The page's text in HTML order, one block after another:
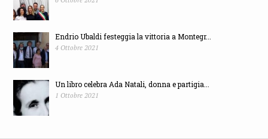
Endrio Ubaldi festeggia la vittoria a Montegr...
4 Ottobre 2021
Un libro celebra Ada Natali, donna e partigia...
1 Ottobre 2021